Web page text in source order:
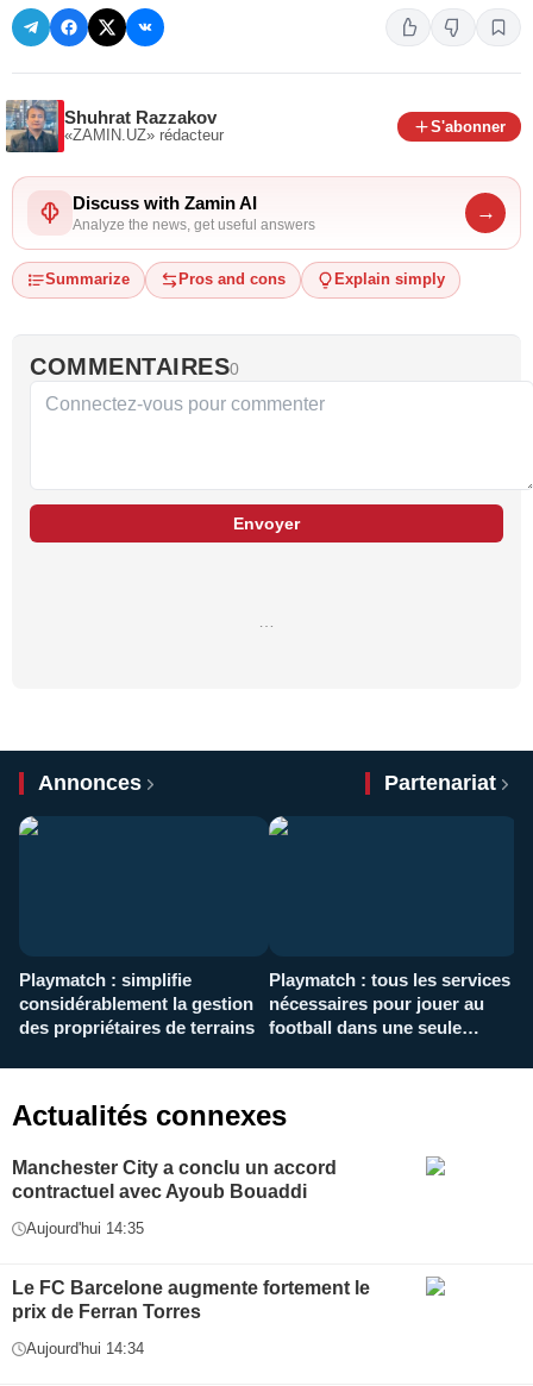
Shuhrat Razzakov
«ZAMIN.UZ» rédacteur
S'abonner
Discuss with Zamin AI
Analyze the news, get useful answers
→
Summarize Pros and cons Explain simply
COMMENTAIRES0
Envoyer
…
Annonces Partenariat
Playmatch : simplifie
considérablement la gestion
des propriétaires de terrains
Playmatch : tous les services
nécessaires pour jouer au
football dans une seule
Actualités connexes
Manchester City a conclu un accord
contractuel avec Ayoub Bouaddi
Aujourd'hui 14:35
Le FC Barcelone augmente fortement le
prix de Ferran Torres
Aujourd'hui 14:34